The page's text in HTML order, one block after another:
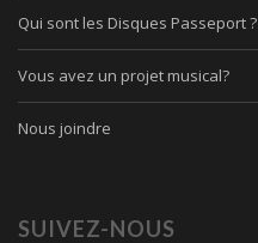
Qui sont les Disques Passeport ?
Vous avez un projet musical?
Nous joindre
SUIVEZ-NOUS